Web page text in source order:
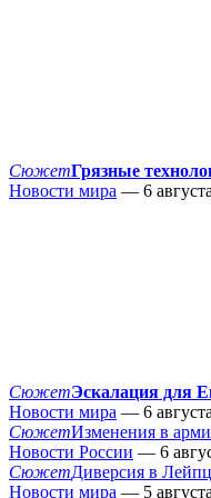
СюжетГрязные
Новости мира — 6
СюжетЭскалация для
Новости мира — 6
СюжетИзменения в
Новости России — 6
СюжетДиверсия в
Новости мира — 5